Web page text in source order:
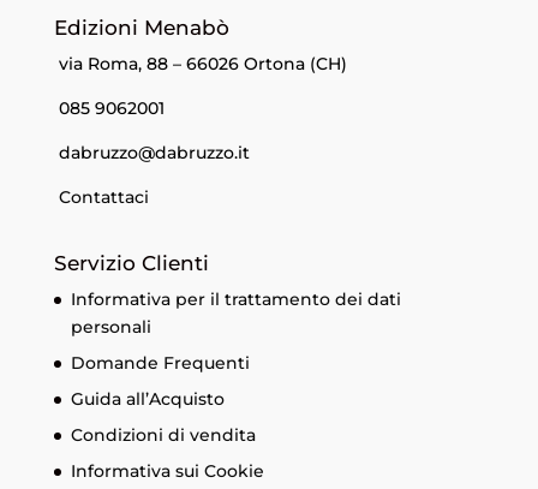
Edizioni Menabò
via Roma, 88 – 66026 Ortona (CH)
085 9062001
dabruzzo@dabruzzo.it
Contattaci
Servizio Clienti
Informativa per il trattamento dei dati
personali
Domande Frequenti
Guida all’Acquisto
Condizioni di vendita
Informativa sui Cookie